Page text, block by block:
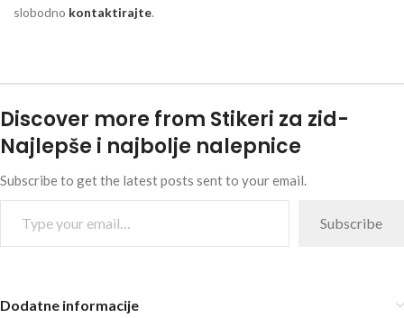
slobodno kontaktirajte.
Discover more from Stikeri za zid-
Najlepše i najbolje nalepnice
Subscribe to get the latest posts sent to your email.
Subscribe
Dodatne informacije